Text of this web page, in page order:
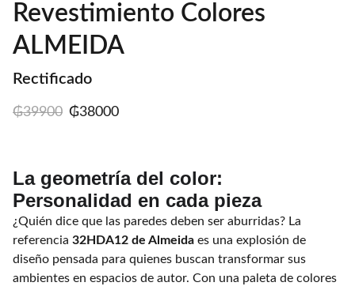
Revestimiento Colores
ALMEIDA
Rectificado
₲39900 ₲38000
La geometría del color:
Personalidad en cada pieza
¿Quién dice que las paredes deben ser aburridas? La
referencia 32HDA12 de Almeida es una explosión de
diseño pensada para quienes buscan transformar sus
ambientes en espacios de autor. Con una paleta de colores